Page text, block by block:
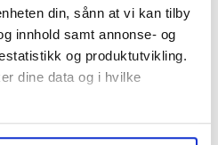
din, sånn at vi kan tilby
innhold samt annonse- og
og produktutvikling.
dine data og i hvilke
om hvordan dine personlige